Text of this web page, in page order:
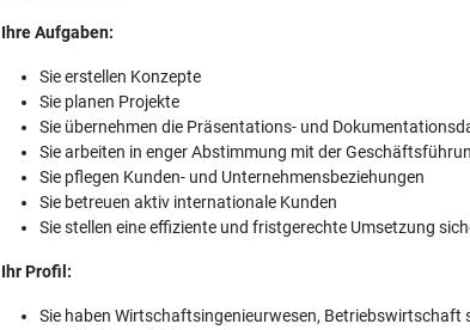
Ihre Aufgaben:
Sie erstellen Konzepte
Sie planen Projekte
Sie übernehmen die Präsentations- und
Sie arbeiten in enger Abstimmung mit der
Sie pflegen Kunden- und Unternehmensbeziehungen
Sie betreuen aktiv internationale Kunden
Sie stellen eine effiziente und fristgerechte Umsetzung
Ihr Profil:
Sie haben Wirtschaftsingenieurwesen, Betriebswirtschaft